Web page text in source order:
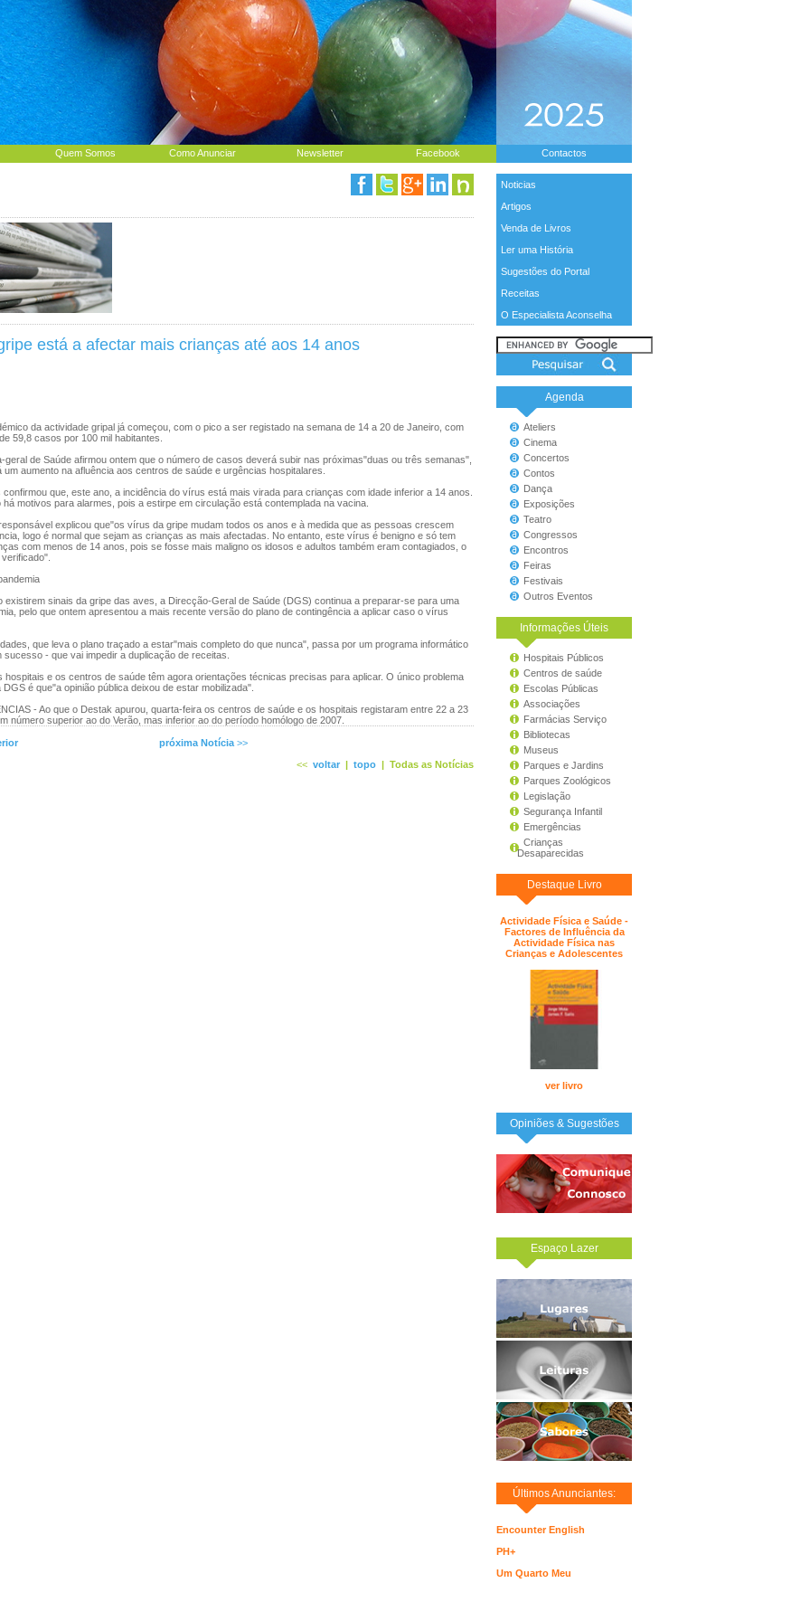
Quem Somos Como Anunciar Newsletter Facebook Contactos
Noticias
Artigos
Venda de Livros
Ler uma História
Sugestões do Portal
Receitas
O Especialista Aconselha
Agenda
Ateliers
Cinema
Concertos
Contos
Dança
Exposições
Teatro
Congressos
Encontros
Feiras
Festivais
Outros Eventos
Informações Úteis
Hospitais Públicos
Centros de saúde
Escolas Públicas
Associações
Farmácias Serviço
Bibliotecas
Museus
Parques e Jardins
Parques Zoológicos
Legislação
Segurança Infantil
Emergências
Crianças
Desaparecidas
Destaque Livro
Actividade Física e Saúde -
Factores de Influência da
Actividade Física nas
Crianças e Adolescentes
ver livro
Opiniões & Sugestões
Espaço Lazer
Últimos Anunciantes:
Encounter English
PH+
Um Quarto Meu
está a afectar mais crianças até aos 14 anos
da actividade gripal já começou, com o pico a ser registado na semana de 14 a 20 de Janeiro, com
59,8 casos por 100 mil habitantes.
geral de Saúde afirmou ontem que o número de casos deverá subir nas próximas"duas ou três semanas",
um aumento na afluência aos centros de saúde e urgências hospitalares.
que, este ano, a incidência do vírus está mais virada para crianças com idade inferior a 14 anos.
há motivos para alarmes, pois a estirpe em circulação está contemplada na vacina.
explicou que"os vírus da gripe mudam todos os anos e à medida que as pessoas crescem
logo é normal que sejam as crianças as mais afectadas. No entanto, este vírus é benigno e só tem
com menos de 14 anos, pois se fosse mais maligno os idosos e adultos também eram contagiados, o
existirem sinais da gripe das aves, a Direcção-Geral de Saúde (DGS) continua a preparar-se para uma
pelo que ontem apresentou a mais recente versão do plano de contingência a aplicar caso o vírus
que leva o plano traçado a estar"mais completo do que nunca", passa por um programa informático
sucesso - que vai impedir a duplicação de receitas.
hospitais e os centros de saúde têm agora orientações técnicas precisas para aplicar. O único problema
DGS é que"a opinião pública deixou de estar mobilizada".
- Ao que o Destak apurou, quarta-feira os centros de saúde e os hospitais registaram entre 22 a 23
número superior ao do Verão, mas inferior ao do período homólogo de 2007.
próxima Notícia >>
<< voltar | topo | Todas as Notícias